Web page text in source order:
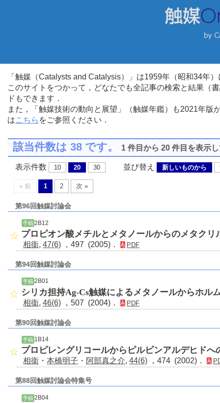
「触媒（Catalysts and Catalysis）」は1959年（昭和34年
このサイトをつかって，どなたでも全記事の検索と結果（
ドもできます．
また，「触媒技術の動向と展望」（触媒年鑑）も2021年
はこちら をご参照ください．
該当件数は 38 です。1 件目から 20 件目を表示
表示件数 10 20 30 並び替え 新しいものから
« 前 1 2 次 »
第96回触媒討論会
予稿 2B12
プロピオン酸メチルとメタノールからのメタクリ
相衞, 47(6) ，497 (2005)． PDF
第94回触媒討論会
予稿 2B01
シリカ担持Ag-Cs触媒によるメタノールからホル
相衞, 46(6) ，507 (2004)． PDF
第90回触媒討論会
予稿 1B14
プロピレングリコールからピルビンアルデヒドへ
相衞 ・ 本橋明子 ・ 阿部真之介, 44(6) ，474 (2002)．
第88回触媒討論会特集号
予稿 2B04